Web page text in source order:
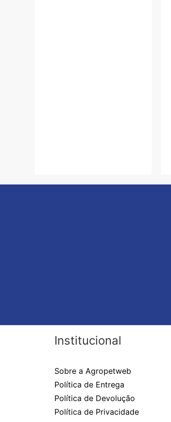
Institucional
Sobre a Agropetweb
Política de Entrega
Política de Devolução
Política de Privacidade